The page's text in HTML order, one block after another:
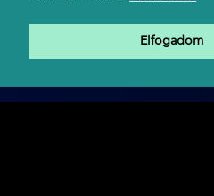
Elfogadom